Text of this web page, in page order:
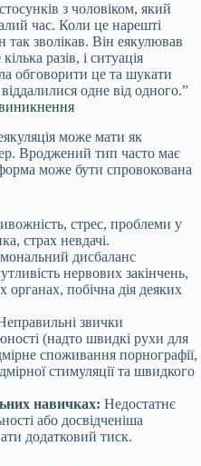
з чоловіком, який
час. Коли це нарешті
так зволікав. Він еякулював
разів, і ситуація
обговорити це та шукати
одне від одного.”
може мати як
Вроджений тип часто має
може бути спровокована
стрес, проблеми у
страх невдачі.
дисбаланс
нервових закінчень,
органах, побічна дія деяких
звички
(надто швидкі рухи для
споживання порнографії,
стимуляції та швидкого
навичках: Недостатнє
або досвідченіша
додатковий тиск.